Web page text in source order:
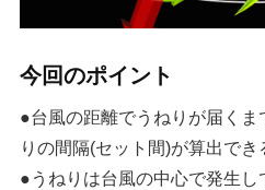
今回のポイント
●台風の距離でうねりが届く
りの間隔(セット間)が算出でき
●うねりは台風の中心で発生